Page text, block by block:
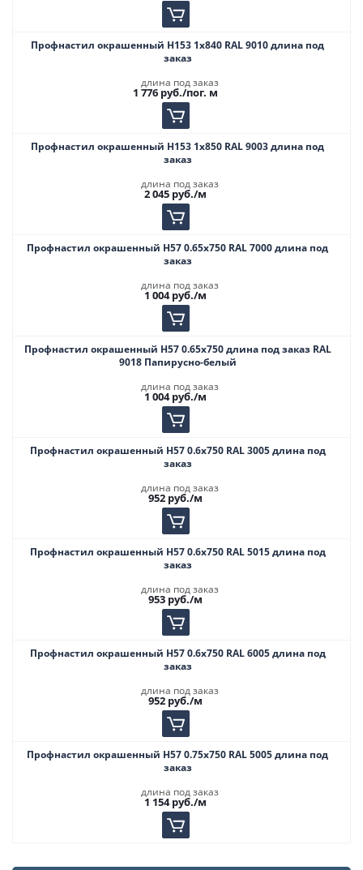
Профнастил окрашенный Н153 1х840 RAL 9010 длина под
заказ
длина под заказ
1 776 руб./пог. м
Профнастил окрашенный Н153 1х850 RAL 9003 длина под
заказ
длина под заказ
2 045 руб./м
Профнастил окрашенный Н57 0.65х750 RAL 7000 длина под
заказ
длина под заказ
1 004руб./м
Профнастил окрашенный Н57 0.65х750 длина под заказ RAL
9018 Папирусно-белый
длина под заказ
1 004руб./м
Профнастил окрашенный Н57 0.6х750 RAL 3005 длина под
заказ
длина под заказ
952 руб./м
Профнастил окрашенный Н57 0.6х750 RAL 5015 длина под
заказ
длина под заказ
953 руб./м
Профнастил окрашенный Н57 0.6х750 RAL 6005 длина под
заказ
длина под заказ
952 руб./м
Профнастил окрашенный Н57 0.75х750 RAL 5005 длина под
заказ
длина под заказ
1 154руб./м